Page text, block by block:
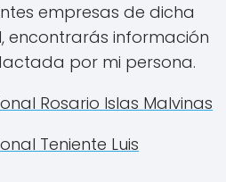
empresas de dicha
encontrarás información
por mi persona.
Rosario Islas Malvinas
Teniente Luis